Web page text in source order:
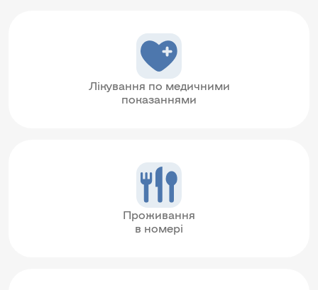
Лікування по медичними
показаннями
Проживання
в номері